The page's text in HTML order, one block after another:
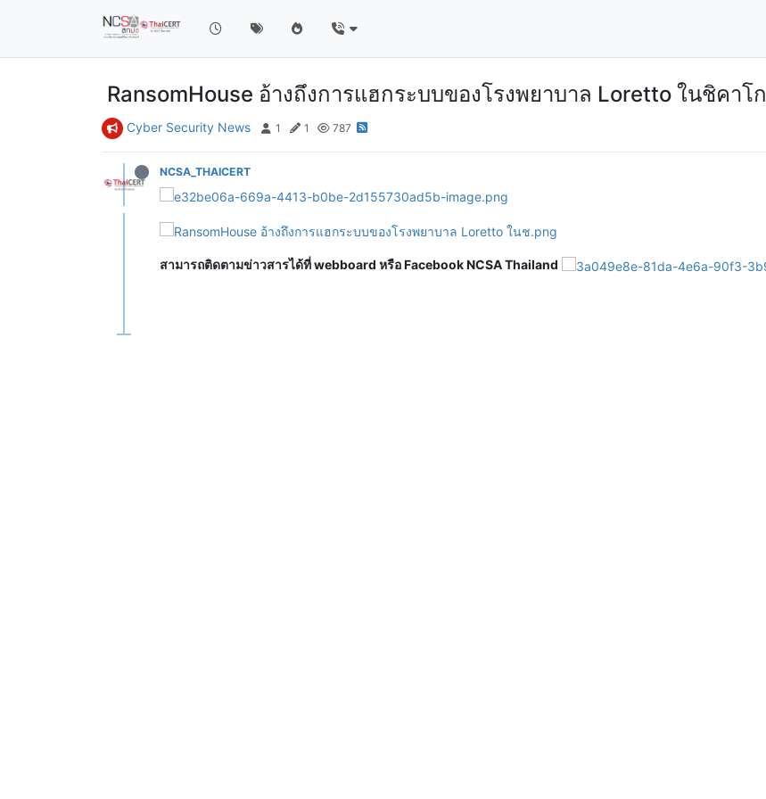
RansomHouse อ้างถึงการแฮกระบบของโรงพยาบาล Loretto ในชิคาโก
Cyber Security News 1 1 787
NCSA_THAICERT
สามารถติดตามข่าวสารได้ที่ webboard หรือ Facebook NCSA Thailand